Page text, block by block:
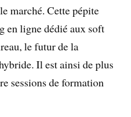
marché. Cette pépite
en ligne dédié aux soft
le futur de la
Il est ainsi de plus
sessions de formation